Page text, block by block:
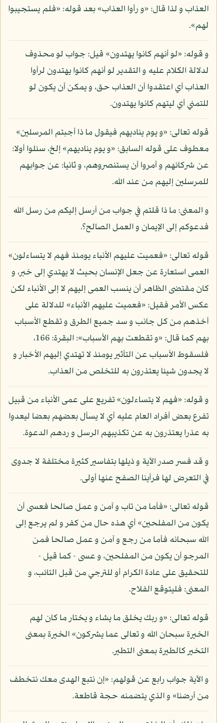
العذاب و لذا قال: «و رأوا العذاب» بعد قوله: «فلم يستجيبوا
لهم».
و قوله: «لو أنهم كانوا يهتدون» قيل: جواب لو محذوف
لدلالة الكلام عليه و التقدير لو أنهم كانوا يهتدون لرأوا
العذاب أي اعتقدوا أن العذاب حق، و يمكن أن يكون لو
للتمني أي ليتهم كانوا يهتدون.
قوله تعالى: «و يوم يناديهم فيقول ما ذا أجبتم المرسلين»
معطوف على قوله السابق: «و يوم يناديهم» إلخ، سئلوا أولا:
عن شركائهم و أمروا أن يستنصروهم، و ثانيا: عن جوابهم
للمرسلين إليهم من عند الله.
و المعنى: ما ذا قلتم في جواب من أرسل إليكم من رسل الله
فدعوكم إلى الإيمان و العمل الصالح؟.
قوله تعالى: «فعميت عليهم الأنباء يومئذ فهم لا يتساءلون»
العمى استعارة عن جعل الإنسان بحيث لا يهتدي إلى خبر، و
كان مقتضى الظاهر أن ينسب العمى إليهم لا إلى الأنباء لكن
عكس الأمر فقيل: «فعميت عليهم الأنباء» للدلالة على
أخذهم من كل جانب و سد جميع الطرق و تقطع الأسباب
بهم كما قال: «و تقطعت بهم الأسباب»: البقرة: 166،
فلسقوط الأسباب عن التأثير يومئذ لا تهتدي إليهم الأخبار و
لا يجدون شيئا يعتذرون به للتخلص من العذاب.
و قوله: «فهم لا يتساءلون» تفريع على عمى الأنباء من قبيل
تفرع بعض أفراد العام عليه أي لا يسأل بعضهم بعضا ليعدوا
به عذرا يعتذرون به عن تكذيبهم الرسل و ردهم الدعوة.
و قد فسر صدر الآية و ذيلها بتفاسير كثيرة مختلفة لا جدوى
في التعرض لها فرأينا الصفح عنها أولى.
قوله تعالى: «فأما من تاب و آمن و عمل صالحا فعسى أن
يكون من المفلحين» أي هذه حال من كفر و لم يرجع إلى
الله سبحانه فأما من رجع و آمن و عمل صالحا فمن
المرجو أن يكون من المفلحين، و عسى - كما قيل -
للتحقيق على عادة الكرام أو للترجي من قبل التائب، و
المعنى: فليتوقع الفلاح.
قوله تعالى: «و ربك يخلق ما يشاء و يختار ما كان لهم
الخيرة سبحان الله و تعالى عما يشركون» الخيرة بمعنى
التخير كالطيرة بمعنى التطير.
و الآية جواب رابع عن قولهم: «إن نتبع الهدى معك نتخطف
من أرضنا» و الذي يتضمنه حجة قاطعة.